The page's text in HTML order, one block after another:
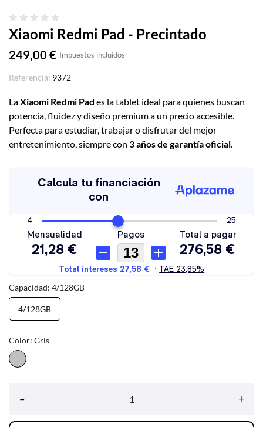
Xiaomi Redmi Pad - Precintado
249,00 € Impuestos incluidos
Referencia: 9372
LaXiaomi Redmi Pad es la tablet ideal para quienes buscan
potencia, fluidez y diseño premium a un precio accesible.
Perfecta para estudiar, trabajar o disfrutar del mejor
entretenimiento, siempre con 3 años de garantía oficial.
Capacidad: 4/128GB
4/128GB
Color: Gris
Gris
– +